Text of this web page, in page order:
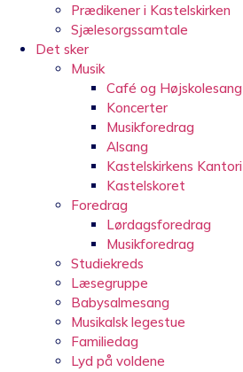
Prædikener i Kastelskirken
Sjælesorgssamtale
Det sker
Musik
Café og Højskolesang
Koncerter
Musikforedrag
Alsang
Kastelskirkens Kantori
Kastelskoret
Foredrag
Lørdagsforedrag
Musikforedrag
Studiekreds
Læsegruppe
Babysalmesang
Musikalsk legestue
Familiedag
Lyd på voldene